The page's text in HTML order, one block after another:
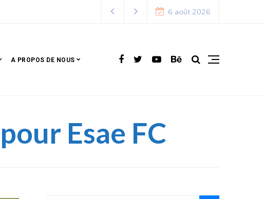
6 août 2026
A PROPOS DE NOUS
Esae FC